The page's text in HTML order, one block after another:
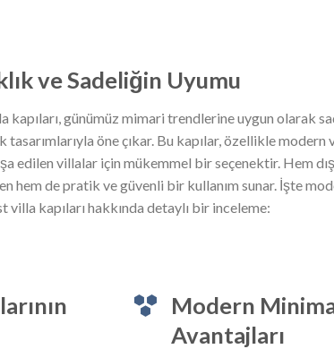
ve Sadeliğin Uyumu
günümüz mimari trendlerine uygun olarak
öne çıkar. Bu kapılar, özellikle modern
edilen villalar için mükemmel bir seçenektir. Hem dış
hem de pratik ve güvenli bir kullanım sunar. İşte
villa kapıları hakkında detaylı bir inceleme:
Modern
Avantajları